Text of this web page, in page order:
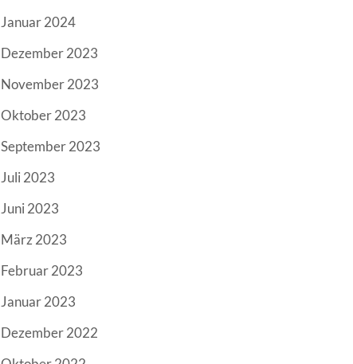
Januar 2024
Dezember 2023
November 2023
Oktober 2023
September 2023
Juli 2023
Juni 2023
März 2023
Februar 2023
Januar 2023
Dezember 2022